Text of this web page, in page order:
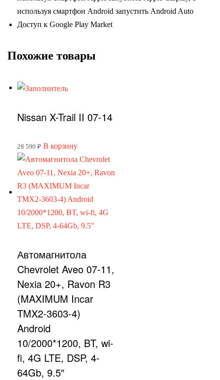
используя смартфон Android запустить Android Auto
Доступ к Google Play Market
Похожие товары
Nissan X-Trail II 07-14
28 590 ₽ В корзину
Автомагнитола
Chevrolet Aveo 07-11,
Nexia 20+, Ravon R3
(MAXIMUM Incar
TMX2-3603-4)
Android
10/2000*1200, BT, wi-
fi, 4G LTE, DSP, 4-
64Gb, 9.5″